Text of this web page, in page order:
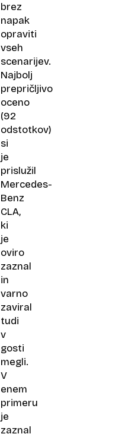
brez
napak
opraviti
vseh
scenarijev.
Najbolj
prepričljivo
oceno
(92
odstotkov)
si
je
prislužil
Mercedes-
Benz
CLA,
ki
je
oviro
zaznal
in
varno
zaviral
tudi
v
gosti
megli.
V
enem
primeru
je
zaznal